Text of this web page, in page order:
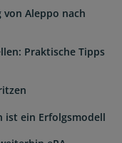
Aleppo nach
Praktische Tipps
ist ein Erfolgsmodell